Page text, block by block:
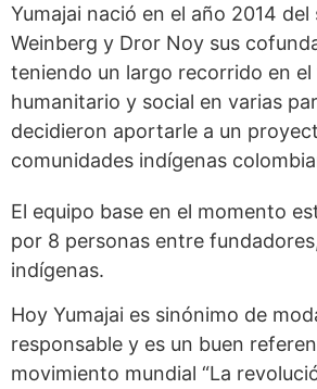
Yumajai nació en el año 2014 del
Weinberg y Dror Noy sus
teniendo un largo recorrido en el
humanitario y social en varias
decidieron aportarle a un
comunidades indígenas
El equipo base en el momento
por 8 personas entre
indígenas.
Hoy Yumajai es sinónimo de
responsable y es un buen
movimiento mundial “La